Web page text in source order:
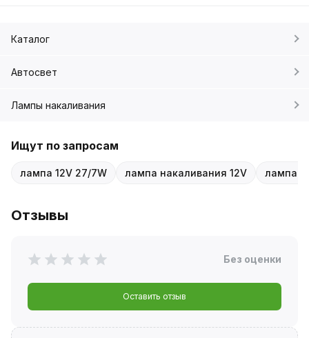
Каталог
Автосвет
Лампы накаливания
Ищут по запросам
лампа 12V 27/7W лампа накаливания 12V лампа
Отзывы
Без оценки
Оставить отзыв